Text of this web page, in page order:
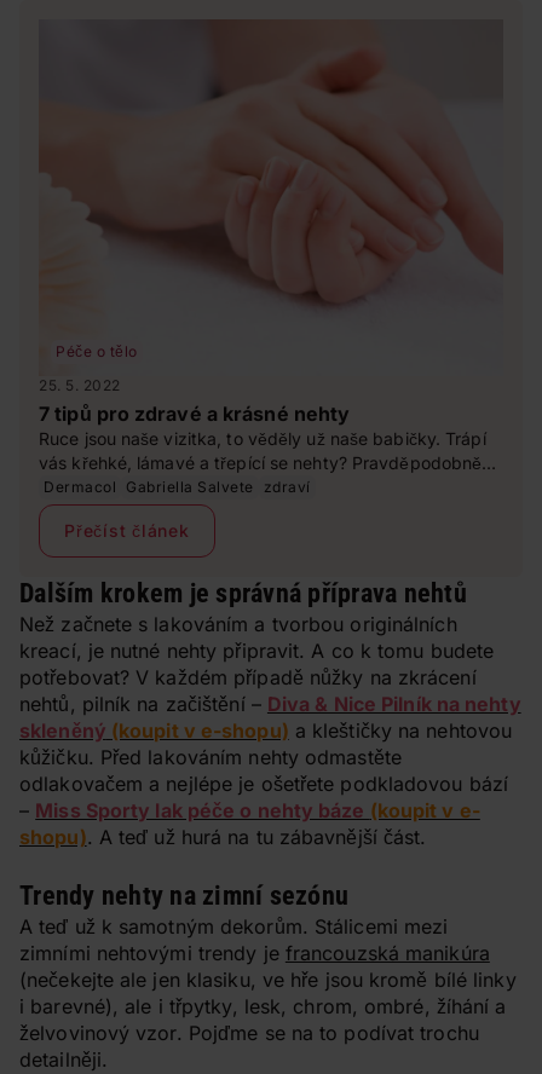
Péče o tělo
25. 5. 2022
7 tipů pro zdravé a krásné nehty
Ruce jsou naše vizitka, to věděly už naše babičky. Trápí
vás křehké, lámavé a třepící se nehty? Pravděpodobně
vám chybějí vitaminy a minerály nebo svým nehtům
nevěnujete dostatečnou péči. Dostaňte své nehty zpět do
kondice s našimi tipy.
Dermacol Gabriella Salvete zdraví
Přečíst článek
Dalším krokem je správná příprava nehtů
Než začnete s lakováním a tvorbou originálních
kreací, je nutné nehty připravit. A co k tomu budete
potřebovat? V každém případě nůžky na zkrácení
nehtů, pilník na začištění – Diva & Nice Pilník na nehty
skleněný (koupit v e-shopu) a kleštičky na nehtovou
kůžičku. Před lakováním nehty odmastěte
odlakovačem a nejlépe je ošetřete podkladovou bází
– Miss Sporty lak péče o nehty báze (koupit v e-
shopu). A teď už hurá na tu zábavnější část.
Trendy nehty na zimní sezónu
A teď už k samotným dekorům. Stálicemi mezi
zimními nehtovými trendy je francouzská manikúra
(nečekejte ale jen klasiku, ve hře jsou kromě bílé linky
i barevné), ale i třpytky, lesk, chrom, ombré, žíhání a
želvovinový vzor. Pojďme se na to podívat trochu
detailněji.